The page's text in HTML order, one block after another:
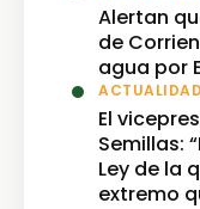
Alertan
de
agua por
ACTUALIDAD
El
Semillas:
Ley de la
extremo